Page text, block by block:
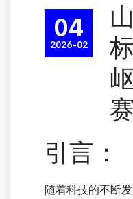
04
2026-02
引言：
随着科技的不断